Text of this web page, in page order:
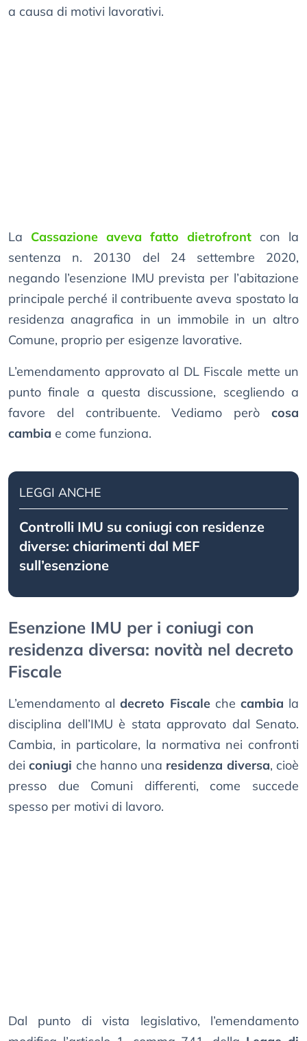
a causa di motivi lavorativi.
La Cassazione aveva fatto dietrofront con la
sentenza n. 20130 del 24 settembre 2020,
negando l’esenzione IMU prevista per l’abitazione
principale perché il contribuente aveva spostato la
residenza anagrafica in un immobile in un altro
Comune, proprio per esigenze lavorative.
L’emendamento approvato al DL Fiscale mette un
punto finale a questa discussione, scegliendo a
favore del contribuente. Vediamo però cosa
cambia e come funziona.
LEGGI ANCHE
Controlli IMU su coniugi con residenze
diverse: chiarimenti dal MEF
sull’esenzione
Esenzione IMU per i coniugi con
residenza diversa: novità nel decreto
Fiscale
L’emendamento aldecreto Fiscaleche cambia la
disciplina dell’IMU è stata approvato dal Senato.
Cambia, in particolare, la normativa nei confronti
deiconiugi che hanno una residenza diversa, cioè
presso due Comuni differenti, come succede
spesso per motivi di lavoro.
Dal punto di vista legislativo, l’emendamento